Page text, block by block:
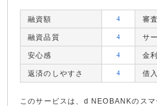
融資額 4 審
融資品質 4 サ
安心感 4 金利
返済のしやすさ 4 借
このサービスは、d NEOBANKのス